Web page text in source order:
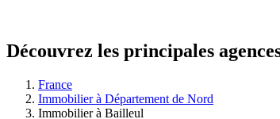
Découvrez les principales
France
Immobilier à Département de Nord
Immobilier à Bailleul